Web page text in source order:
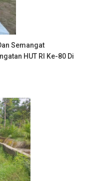
Semangat
HUT RI Ke-80 Di